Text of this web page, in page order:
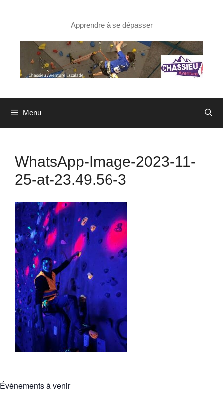
Apprendre à se dépasser
Menu
WhatsApp-Image-2023-11-
25-at-23.49.56-3
Évènements à venir